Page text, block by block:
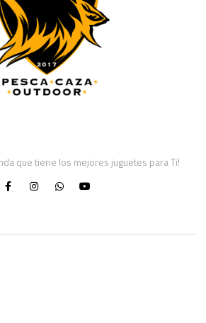
que tiene los mejores juguetes para Ti!